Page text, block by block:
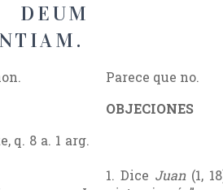
DEUM
Parece que no.
OBJECIONES
q. 8 a. 1 arg.
1. Dice Juan(1,